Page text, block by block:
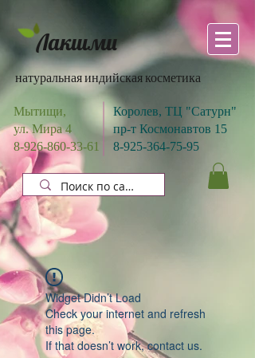
Лакшми
натуральная индийская косметика
Мытищи,
ул. Мира 4
8-926-860-33-61
Королев, ТЦ "Сатурн"
пр-т Космонавтов 15
8-925-364-75-95
Widget Didn’t Load
Check your internet and refresh
this page.
If that doesn’t work, contact us.